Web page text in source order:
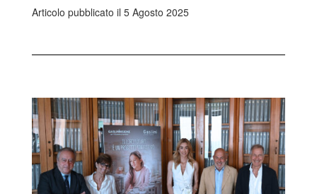
Articolo pubblicato il 5 Agosto 2025